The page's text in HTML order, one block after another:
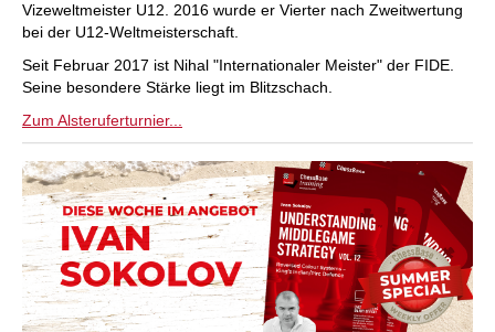
Vizeweltmeister U12. 2016 wurde er Vierter nach Zweitwertung
bei der U12-Weltmeisterschaft.
Seit Februar 2017 ist Nihal "Internationaler Meister" der FIDE.
Seine besondere Stärke liegt im Blitzschach.
Zum Alsteruferturnier...